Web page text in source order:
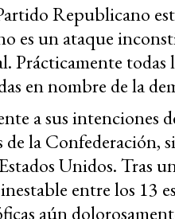
Republicano
es un ataque
todas
en nombre de la
a sus intenciones
la Confederación,
Unidos. Tras
entre los 13
aún